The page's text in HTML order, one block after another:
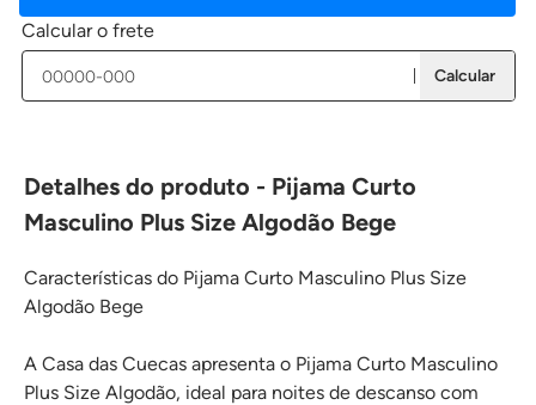
Calcular o frete
Calcular
Detalhes do produto - Pijama Curto
Masculino Plus Size Algodão Bege
Características do Pijama Curto Masculino Plus Size
Algodão Bege
A Casa das Cuecas apresenta o Pijama Curto Masculino
Plus Size Algodão, ideal para noites de descanso com